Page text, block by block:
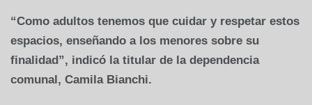
“Como adultos tenemos que cuidar y respetar estos
espacios, enseñando a los menores sobre su
finalidad”, indicó la titular de la dependencia
comunal, Camila Bianchi.